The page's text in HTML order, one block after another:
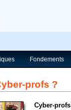
Fondements
profs ?
Cyber-profs